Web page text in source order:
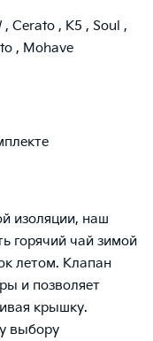
, Cerato , K5 , Soul ,
, Mohave
изоляции, наш
горячий чай зимой
летом. Клапан
и позволяет
крышку.
выбору